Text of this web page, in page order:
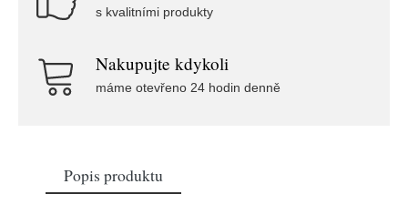
s kvalitními produkty
Nakupujte kdykoli
máme otevřeno 24 hodin denně
Popis produktu